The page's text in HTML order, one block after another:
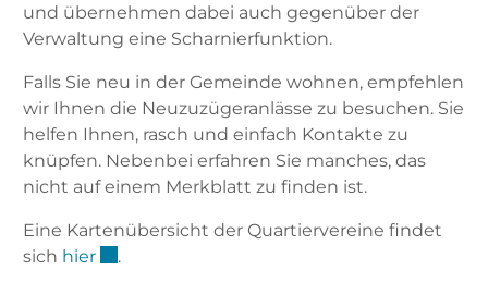
und übernehmen dabei auch gegenüber der
Verwaltung eine Scharnierfunktion.
Falls Sie neu in der Gemeinde wohnen, empfehlen
wir Ihnen die Neuzuzügeranlässe zu besuchen. Sie
helfen Ihnen, rasch und einfach Kontakte zu
knüpfen. Nebenbei erfahren Sie manches, das
nicht auf einem Merkblatt zu finden ist.
Eine Kartenübersicht der Quartiervereine findet
sich hierExterner Link wird in einem neuen Fenster
.